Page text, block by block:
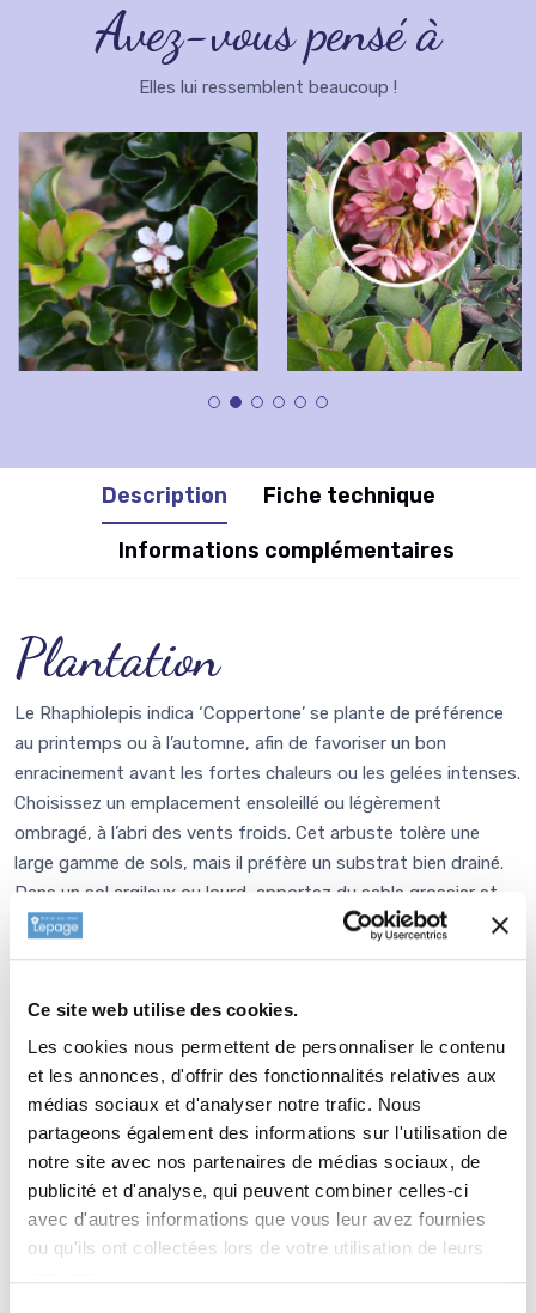
Ce site web utilise des cookies.
Les cookies nous permettent de personnaliser le contenu
et les annonces, d'offrir des fonctionnalités relatives aux
médias sociaux et d'analyser notre trafic. Nous
partageons également des informations sur l'utilisation de
notre site avec nos partenaires de médias sociaux, de
publicité et d'analyse, qui peuvent combiner celles-ci
avec d'autres informations que vous leur avez fournies
ou qu'ils ont collectées lors de votre utilisation de leurs
Avez-vous pensé à
Elles lui ressemblent beaucoup !
Description Fiche technique
Informations complémentaires
Plantation
Le Rhaphiolepis indica ‘Coppertone’ se plante de préférence
au printemps ou à l’automne, afin de favoriser un bon
enracinement avant les fortes chaleurs ou les gelées intenses.
Choisissez un emplacement ensoleillé ou légèrement
ombragé, à l’abri des vents froids. Cet arbuste tolère une
large gamme de sols, mais il préfère un substrat bien drainé.
Dans un sol argileux ou lourd, apportez du sable grossier et
du compost pour améliorer la structure. Lors de la plantation,
un terreau de plantation. Installez la motte de façon que le
collet soit au niveau du sol, comblez avec votre mélange et
tassez légèrement. Arrosez généreusement après la mise en
place et paillez avec ducopeaux de boisou du paillage
miscanthusouchanvre)pour conserver l’humidité et
limiter les mauvaises herbes.
Entretien